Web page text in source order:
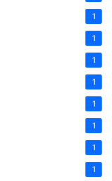
1
1
1
1
1
1
1
1